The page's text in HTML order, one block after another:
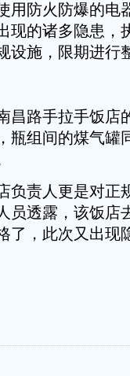
防火防爆的电
现的诸多隐患，
设施，限期进行
路手拉手饭店
瓶组间的煤气罐
责人更是对正
员透露，该饭店
了，此次又出现